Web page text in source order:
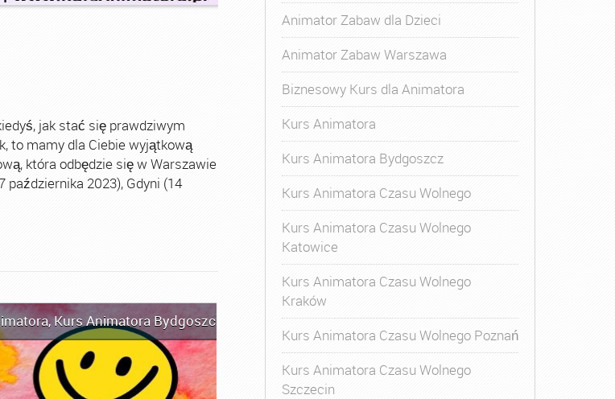
jak stać się prawdziwym
to mamy dla Ciebie wyjątkową
która odbędzie się w Warszawie
października 2023), Gdyni (14
,Kurs Animatora Bydgoszcz Kurs Animatora Czasu Wolnego,Kurs Animatora Czasu
Animator Zabaw dla Dzieci
Animator Zabaw Warszawa
Biznesowy Kurs dla Animatora
Kurs Animatora
Kurs Animatora Bydgoszcz
Kurs Animatora Czasu Wolnego
Kurs Animatora Czasu Wolnego
Katowice
Kurs Animatora Czasu Wolnego
Kraków
Kurs Animatora Czasu Wolnego Poznań
Kurs Animatora Czasu Wolnego
Szczecin